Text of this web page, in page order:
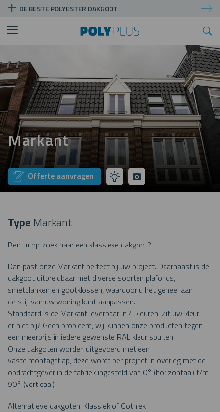
DE BESTE POLYESTER DAKGOOT
Markant
Offerte aanvragen
Tip
mijn
pictures
Type Markant
Bent u op zoek naar een klassieke dakgoot?
Dan past onze Markant perfect bij uw project. Daarnaast is de
dakgoot uitbreidbaar met diverse soorten plafonds,
smetplanken en gootklossen, waardoor u het geheel aan
de stijl van uw woning kunt aanpassen.
Standaard is de Markant leverbaar in 4 kleuren. Zit uw kleur
er niet bij? Geen probleem, wij kunnen onze producten tegen
een meerprijs in iedere gewenste RAL kleur spuiten.
Onze dakgoten worden uitgevoerd met een
vaste montageflap, deze wordt per project in overleg met de
opdrachtgever in de fabriek ingesteld van 0° (horizontaal) t/m
90° (verticaal).
Alternatieve dakgoten: Klassiek of Gothiek